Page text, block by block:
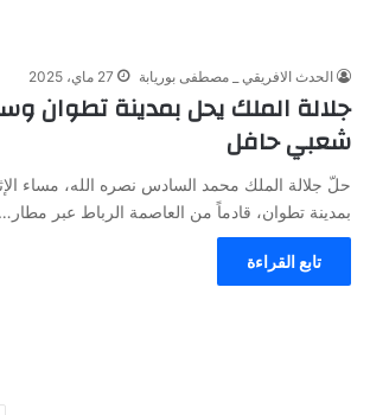
الحدث الافريقي _ مصطفى بوريابة 27 ماي، 2025
جلالة الملك يحل بمدينة تطوان
شعبي حافل
بمدينة تطوان، قادماً من العاصمة الرباط عبر مطار…
تابع القراءة